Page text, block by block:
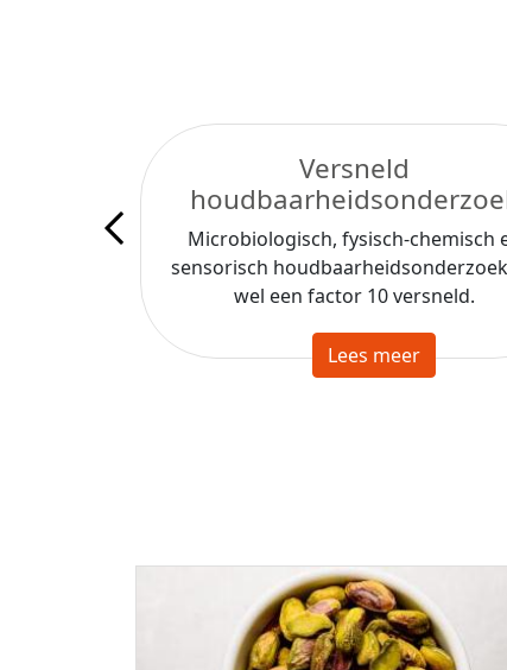
Versneld
Microbiologisch, fysisch-chemisch
sensorisch
wel een factor 10 versneld.
Lees meer